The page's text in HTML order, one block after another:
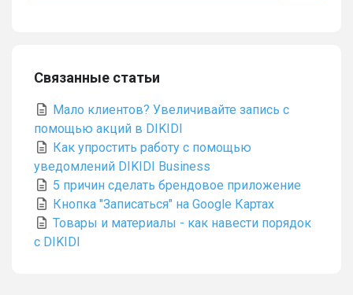
Связанные статьи
Мало клиентов? Увеличивайте запись с
помощью акций в DIKIDI
Как упростить работу с помощью
уведомлений DIKIDI Business
5 причин сделать брендовое приложение
Кнопка "Записаться" на Google Картах
Товары и материалы - как навести порядок
с DIKIDI